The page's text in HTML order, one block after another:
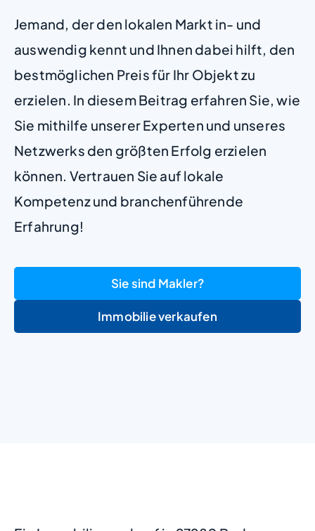
Jemand, der den lokalen Markt in- und
auswendig kennt und Ihnen dabei hilft, den
bestmöglichen Preis für Ihr Objekt zu
erzielen. In diesem Beitrag erfahren Sie, wie
Sie mithilfe unserer Experten und unseres
Netzwerks den größten Erfolg erzielen
können. Vertrauen Sie auf lokale
Kompetenz und branchenführende
Erfahrung!
Sie sind Makler?
Immobilie verkaufen